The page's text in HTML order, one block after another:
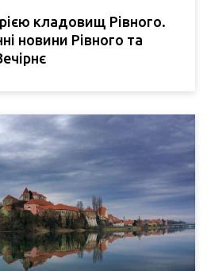
кладовищ Рівного.
новини Рівного та